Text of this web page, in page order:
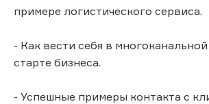
примере логистического сервиса.
- Как вести себя в
старте бизнеса.
- Успешные примеры контакта с